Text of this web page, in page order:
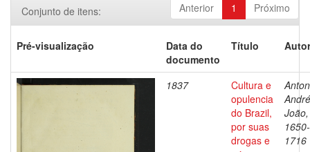
Anterior 1 Próximo
Conjunto de itens:
Pré-visualização
Data do
documento
Título
1837
Cultura e
opulencia
do Brazil,
por suas
drogas e
André
João,
1650-
1716